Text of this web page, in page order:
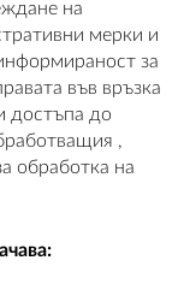
на
мерки и
за
във връзка
достъпа до
,
обработка на